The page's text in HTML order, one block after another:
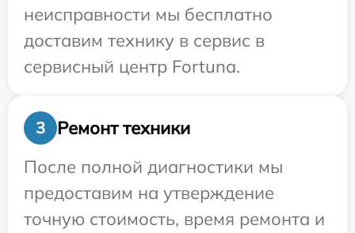
неисправности мы бесплатно
доставим технику в сервис в
сервисный центр Fortuna.
3
Ремонт техники
После полной диагностики мы
предоставим на утверждение
точную стоимость, время ремонта и